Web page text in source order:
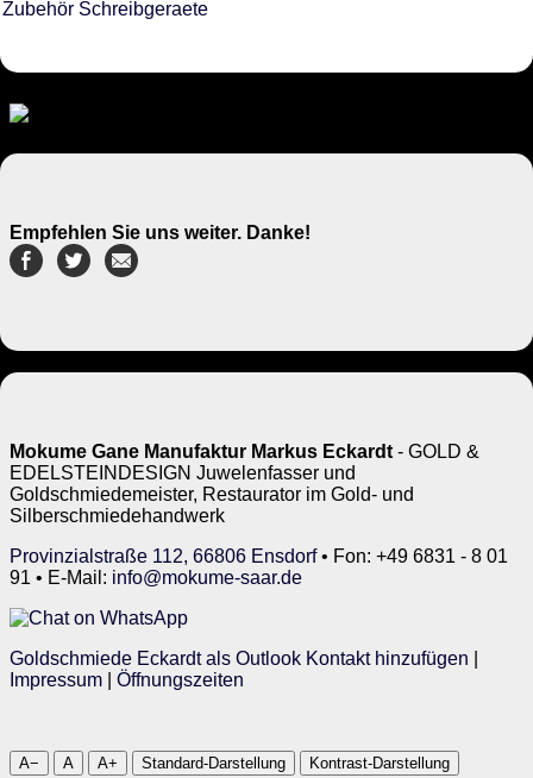
Zubehör Schreibgeraete
Empfehlen Sie uns weiter. Danke!
Mokume Gane Manufaktur Markus Eckardt - GOLD &
EDELSTEINDESIGN Juwelenfasser und
Goldschmiedemeister, Restaurator im Gold- und
Silberschmiedehandwerk
Provinzialstraße 112, 66806 Ensdorf• Fon: +49 6831 - 8 01
91 • E-Mail: info@mokume-saar.de
Goldschmiede Eckardt als Outlook Kontakt hinzufügen
Impressum
Öffnungszeiten
A− A A+ Standard-Darstellung Kontrast-Darstellung